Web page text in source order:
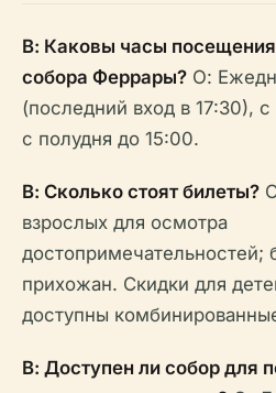
В: Каковы часы
собора Феррары? О:
(последний вход в 17:30),
с полудня до 15:00.
В: Сколько стоят билеты?
взрослых для осмотра
достопримечательностей;
прихожан. Скидки для
доступны
В: Доступен ли собор для